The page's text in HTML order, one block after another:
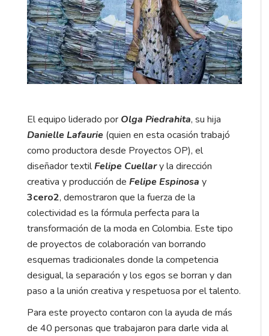
El equipo liderado por Olga Piedrahita, su hija
Danielle Lafaurie (quien en esta ocasión trabajó
como productora desde Proyectos OP), el
diseñador textilFelipe Cuellary la dirección
creativa y producción de Felipe Espinosa y
3cero2, demostraron que la fuerza de la
colectividad es la fórmula perfecta para la
transformación de la moda en Colombia. Este tipo
de proyectos de colaboración van borrando
esquemas tradicionales donde la competencia
desigual, la separación y los egos se borran y dan
paso a la unión creativa y respetuosa por el talento.
Para este proyecto contaron con la ayuda de más
de 40 personas que trabajaron para darle vida al